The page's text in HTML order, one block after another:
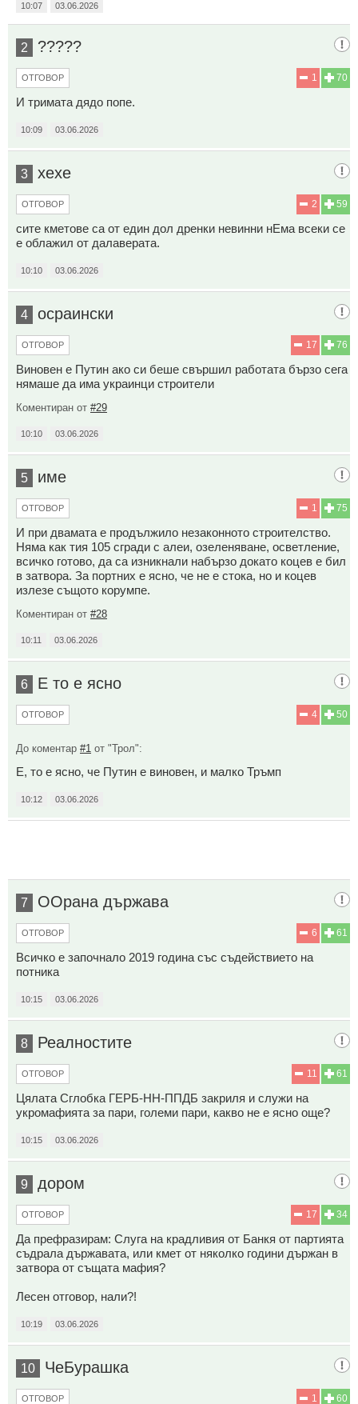
10:07 03.06.2026
2 ?????
70
1
ОТГОВОР
И тримата дядо попе.
10:09 03.06.2026
3 хехе
59
2
ОТГОВОР
сите кметове са от един дол дренки невинни нЕма всеки се
е облажил от далаверата.
10:10 03.06.2026
4 осраински
76
17
ОТГОВОР
Виновен е Путин ако си беше свършил работата бързо сега
нямаше да има украинци строители
Коментиран от #29
10:10 03.06.2026
5 име
75
1
ОТГОВОР
И при двамата е продължило незаконното строителство.
Няма как тия 105 сгради с алеи, озеленяване, осветление,
всичко готово, да са изникнали набързо докато коцев е бил
в затвора. За портних е ясно, че не е стока, но и коцев
излезе същото корумпе.
Коментиран от #28
10:11 03.06.2026
6 Е то е ясно
50
4
ОТГОВОР
До коментар #1 от "Трол":
Е, то е ясно, че Путин е виновен, и малко Тръмп
10:12 03.06.2026
7 ООрана държава
61
6
ОТГОВОР
Всичко е започнало 2019 година със съдействието на
потника
10:15 03.06.2026
8 Реалностите
61
11
ОТГОВОР
Цялата Сглобка ГЕРБ-НН-ППДБ закриля и служи на
укромафията за пари, големи пари, какво не е ясно още?
10:15 03.06.2026
9 дором
34
17
ОТГОВОР
Да префразирам: Слуга на крадливия от Банкя от партията
съдрала държавата, или кмет от няколко години държан в
затвора от същата мафия?
Лесен отговор, нали?!
10:19 03.06.2026
10 ЧеБурашка
60
1
ОТГОВОР